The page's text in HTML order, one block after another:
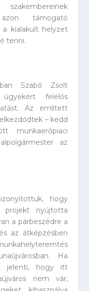
támogató
kialakult helyzet
tenni.
Szabó Zsolt
felelős
Az említett
– kedd
munkaerőpiaci
az
hogy
projekt nyújtotta
a párbeszédre a
az átképzésben
Ha
jelenti, hogy itt
nem vár,